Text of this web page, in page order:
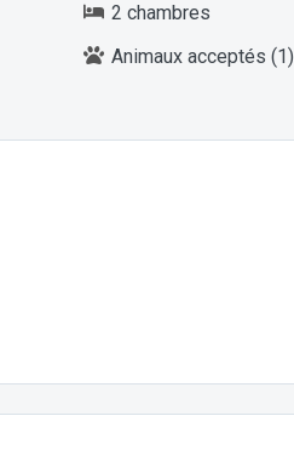
2 chambres
Animaux acceptés (1)